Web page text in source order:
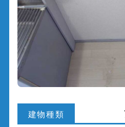
建物種類